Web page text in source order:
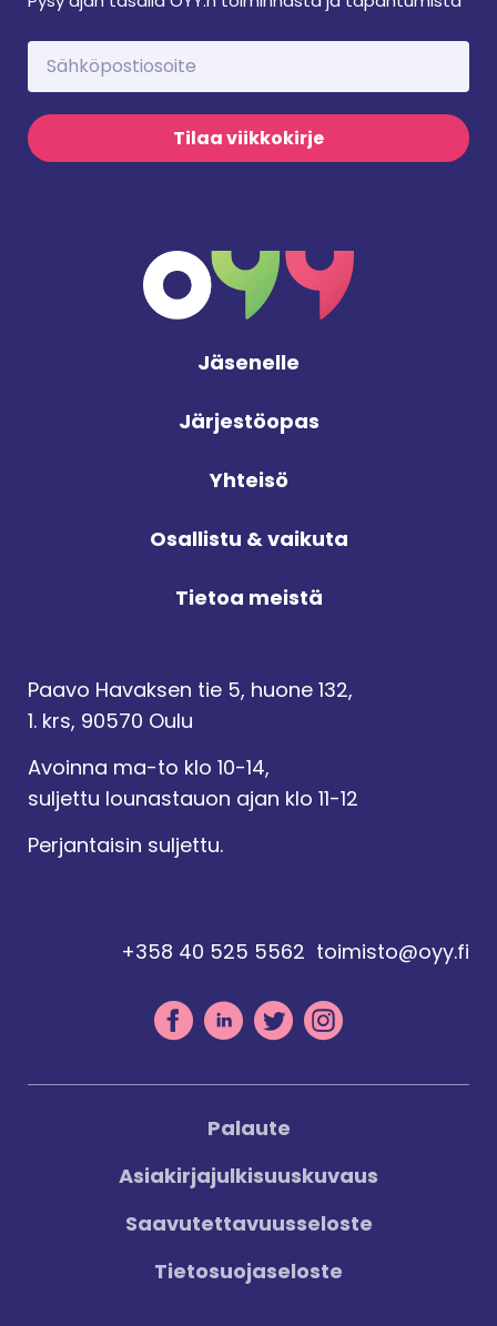
Tilaa viikkokirje
Jäsenelle
Järjestöopas
Yhteisö
Osallistu & vaikuta
Tietoa meistä
Paavo Havaksen tie 5, huone 132,
1. krs, 90570 Oulu
Avoinna ma-to klo 10-14,
suljettu lounastauon ajan klo 11-12
Perjantaisin suljettu.
+358 40 525 5562 toimisto@oyy.fi
Palaute
Asiakirjajulkisuuskuvaus
Saavutettavuusseloste
Tietosuojaseloste